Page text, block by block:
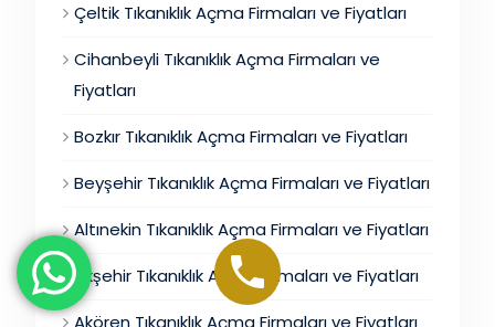
Çeltik Tıkanıklık Açma Firmaları ve Fiyatları
Cihanbeyli Tıkanıklık Açma Firmaları ve
Fiyatları
Bozkır Tıkanıklık Açma Firmaları ve Fiyatları
Beyşehir Tıkanıklık Açma Firmaları ve Fiyatları
Altınekin Tıkanıklık Açma Firmaları ve Fiyatları
Akşehir Tıkanıklık Açma Firmaları ve Fiyatları
Akören Tıkanıklık Açma Firmaları ve Fiyatları